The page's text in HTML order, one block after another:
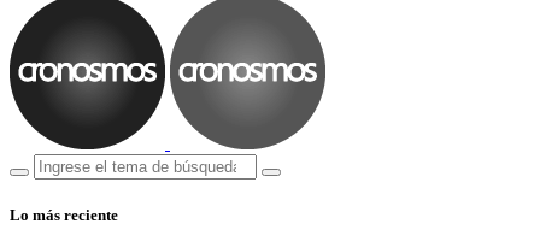
Lo más reciente